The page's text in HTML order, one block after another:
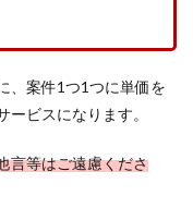
、案件1つ1つに単価を
ビスになります。
言等はご遠慮くださ